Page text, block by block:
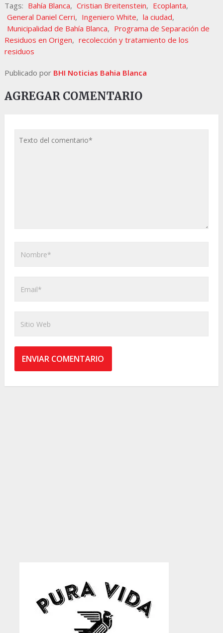
Tags: Bahía Blanca, Cristian Breitenstein, Ecoplanta,
General Daniel Cerri, Ingeniero White, la ciudad,
Municipalidad de Bahía Blanca, Programa de Separación de
Residuos en Origen, recolección y tratamiento de los
residuos
Publicado por BHI Noticias Bahia Blanca
AGREGAR COMENTARIO